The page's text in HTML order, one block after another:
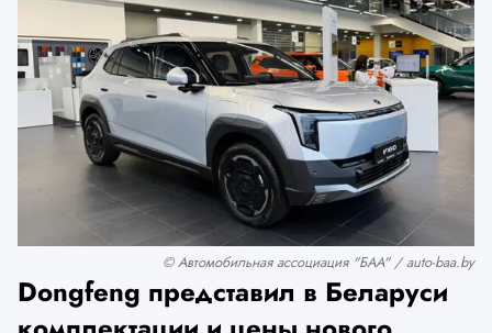
© Автомобильная ассоциация "БАА" / auto-baa.by
Dongfeng представил в Беларуси